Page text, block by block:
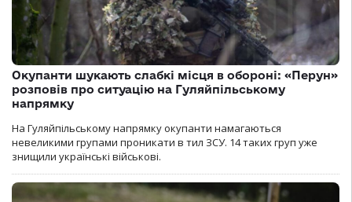
Окупанти шукають слабкі місця в обороні: «Перун»
розповів про ситуацію на Гуляйпільському
напрямку
На Гуляйпільському напрямку окупанти намагаються
невеликими групами проникати в тил ЗСУ. 14 таких груп уже
знищили українські військові.